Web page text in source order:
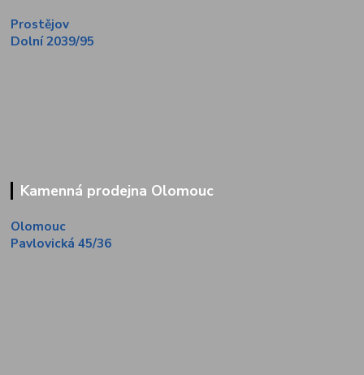
Prostějov
Dolní 2039/95
Kamenná prodejna Olomouc
Olomouc
Pavlovická 45/36